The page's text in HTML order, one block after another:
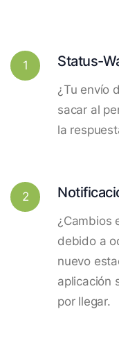
1 Status-
¿Tu envío
sacar al
la
2
¿Cambios
debido a
nuevo
aplicación
por llegar.